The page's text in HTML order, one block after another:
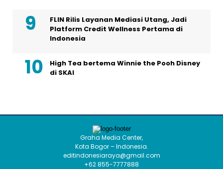
FLIN Rilis Layanan Mediasi Utang, Jadi
Platform Credit Wellness Pertama di
Indonesia
High Tea bertema Winnie the Pooh Disney
di SKAI
Graha Media Center,
Kota Bogor – Indonesia.
editindonesiaraya@gmail.com
+62 855-7777888